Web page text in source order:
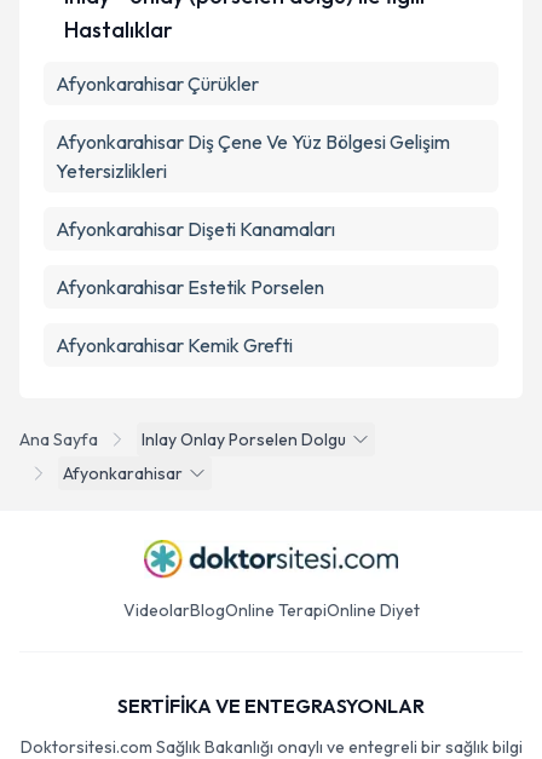
Ana Sayfa
Inlay Onlay Porselen Dolgu
Afyonkarahisar
Hastalıklar
Afyonkarahisar Çürükler
Afyonkarahisar Diş Çene Ve Yüz Bölgesi Gelişim
Yetersizlikleri
Afyonkarahisar Dişeti Kanamaları
Afyonkarahisar Estetik Porselen
Afyonkarahisar Kemik Grefti
VideolarBlogOnline TerapiOnline Diyet
SERTİFİKA VE ENTEGRASYONLAR
Doktorsitesi.com Sağlık Bakanlığı onaylı ve entegreli bir sağlık bilgi